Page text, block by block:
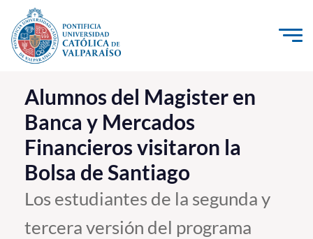
Click acá para ir directamente al contenido
La Universidad
Investigación, Creación e Innovación
PUCV Internacional
Vinculación con el Medio
Admisión
Alumnos del Magister en
Banca y Mercados
Financieros visitaron la
Bolsa de Santiago
Los estudiantes de la segunda y
tercera versión del programa